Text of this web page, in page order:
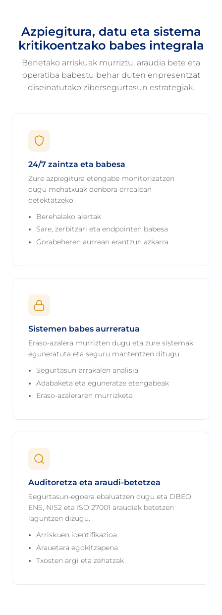
Azpiegitura, datu eta sistema
kritikoentzako babes integrala
Benetako arriskuak murriztu, araudia bete eta
operatiba babestu behar duten enpresentzat
diseinatutako zibersegurtasun estrategiak.
24/7 zaintza eta babesa
Zure azpiegitura etengabe monitorizatzen
dugu mehatxuak denbora errealean
detektatzeko.
Berehalako alertak
Sare, zerbitzari eta endpointen babesa
Gorabeheren aurrean erantzun azkarra
Sistemen babes aurreratua
Eraso-azalera murrizten dugu eta zure sistemak
eguneratuta eta seguru mantentzen ditugu.
Segurtasun-arrakalen analisia
Adabaketa eta eguneratze etengabeak
Eraso-azaleraren murrizketa
Auditoretza eta araudi-betetzea
Segurtasun-egoera ebaluatzen dugu eta DBEO,
ENS, NIS2 eta ISO 27001 araudiak betetzen
laguntzen dizugu.
Arriskuen identifikazioa
Arauetara egokitzapena
Txosten argi eta zehatzak